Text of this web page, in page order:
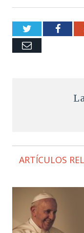
Twitter
Email
ARTÍCULOS